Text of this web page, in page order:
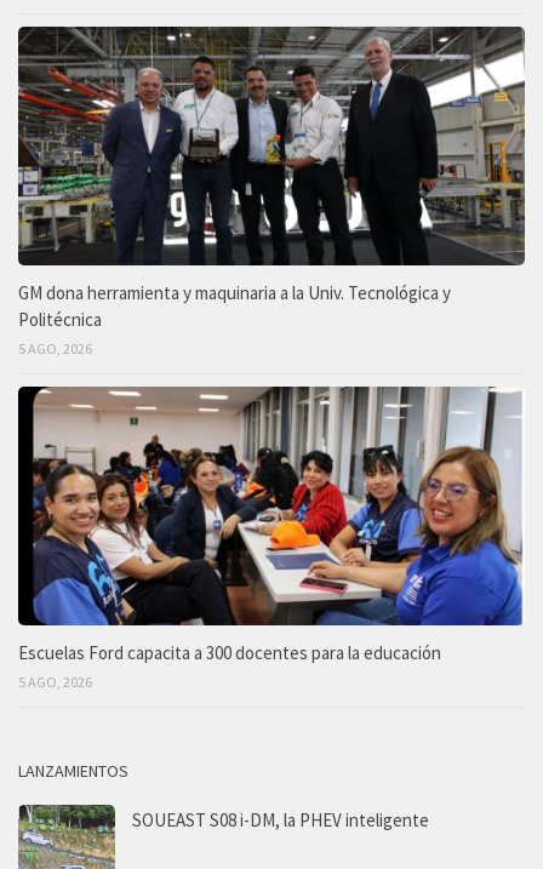
GM dona herramienta y maquinaria a la Univ. Tecnológica y
Politécnica
5 AGO, 2026
Escuelas Ford capacita a 300 docentes para la educación
5 AGO, 2026
LANZAMIENTOS
SOUEAST S08 i-DM, la PHEV inteligente